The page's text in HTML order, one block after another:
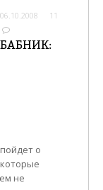
06.10.2008 11
БАБНИК:
о
не